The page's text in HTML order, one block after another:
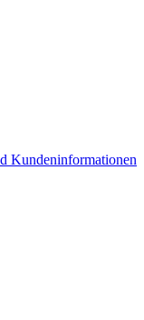
Kundeninformationen